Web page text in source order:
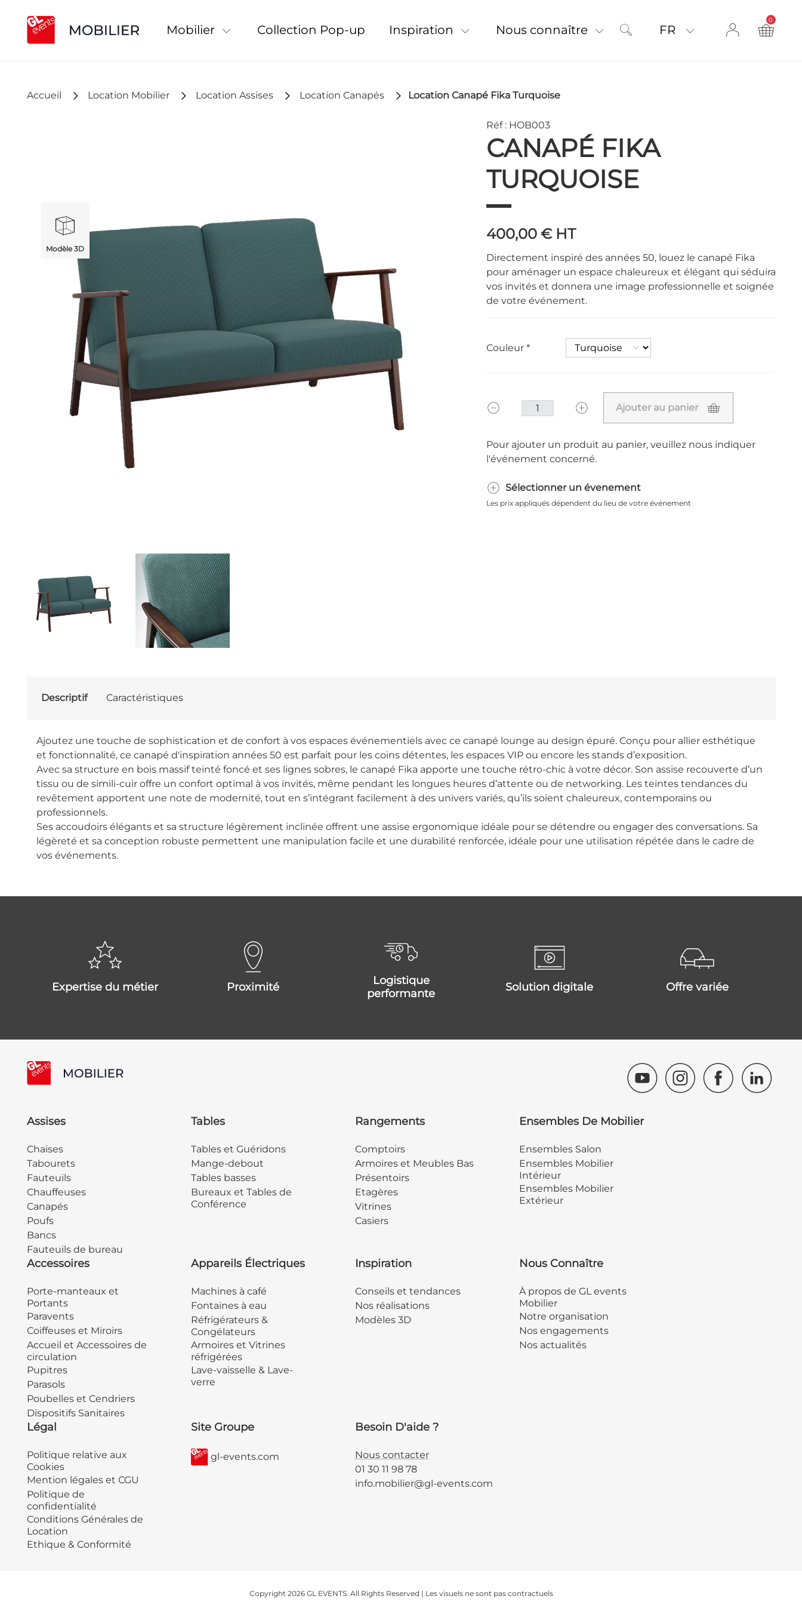
Mobilier Collection Pop-up Inspiration Nous connaître FR
0
product
Accueil Location Mobilier Location Assises Location Canapés Location Canapé Fika Turquoise
Modèle 3D
Réf : HOB003
CANAPÉ FIKA
TURQUOISE
400,00 € HT
Directement inspiré des années 50, louez le canapé Fika
pour aménager un espace chaleureux et élégant qui séduira
vos invités et donnera une image professionnelle et soignée
de votre événement.
Couleur
Ajouter au panier
Pour ajouter un produit au panier, veuillez nous indiquer
l'événement concerné.
Sélectionner un évenement
Les prix appliqués dépendent du lieu de votre événement
Descriptif Caractéristiques
Ajoutez une touche de sophistication et de confort à vos espaces événementiels avec ce canapé lounge au design épuré. Conçu pour allier esthétique
et fonctionnalité, ce canapé d'inspiration années 50 est parfait pour les coins détentes, les espaces VIP ou encore les stands d’exposition.
Avec sa structure en bois massif teinté foncé et ses lignes sobres, le canapé Fika apporte une touche rétro-chic à votre décor. Son assise recouverte d’un
tissu ou de simili-cuir offre un confort optimal à vos invités, même pendant les longues heures d’attente ou de networking. Les teintes tendances du
revêtement apportent une note de modernité, tout en s’intégrant facilement à des univers variés, qu’ils soient chaleureux, contemporains ou
professionnels.
Ses accoudoirs élégants et sa structure légèrement inclinée offrent une assise ergonomique idéale pour se détendre ou engager des conversations. Sa
légèreté et sa conception robuste permettent une manipulation facile et une durabilité renforcée, idéale pour une utilisation répétée dans le cadre de
vos événements.
expertise du métier proximité
logistique
performante
solution digitale offre variée
Assises
Chaises
Tabourets
Fauteuils
Chauffeuses
Canapés
Poufs
Bancs
Fauteuils de bureau
Tables
Tables et Guéridons
Mange-debout
Tables basses
Bureaux et Tables de
Conférence
Rangements
Comptoirs
Armoires et Meubles Bas
Présentoirs
Etagères
Vitrines
Casiers
Ensembles De Mobilier
Ensembles Salon
Ensembles Mobilier
Intérieur
Ensembles Mobilier
Extérieur
Accessoires
Porte-manteaux et
Portants
Paravents
Coiffeuses et Miroirs
Accueil et Accessoires de
circulation
Pupitres
Parasols
Poubelles et Cendriers
Dispositifs Sanitaires
Appareils Électriques
Machines à café
Fontaines à eau
Réfrigérateurs &
Congélateurs
Armoires et Vitrines
réfrigérées
Lave-vaisselle & Lave-
verre
Inspiration
Conseils et tendances
Nos réalisations
Modèles 3D
Nous Connaître
À propos de GL events
Mobilier
Notre organisation
Nos engagements
Nos actualités
Légal
Politique relative aux
Cookies
Mention légales et CGU
Politique de
confidentialité
Conditions Générales de
Location
Ethique & Conformité
Site Groupe
gl-events.com
Besoin D'aide ?
Nous contacter
01 30 11 98 78
info.mobilier@gl-events.com
Copyright 2026 GL EVENTS. All Rights Reserved | Les visuels ne sont pas contractuels